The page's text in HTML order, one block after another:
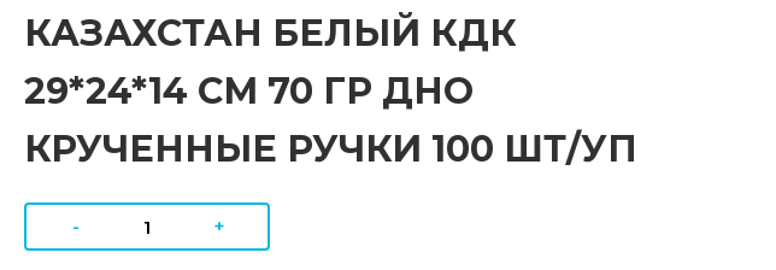
КАЗАХСТАН БЕЛЫЙ КДК
29*24*14 СМ 70 ГР ДНО
КРУЧЕННЫЕ РУЧКИ 100 ШТ/УП
- +